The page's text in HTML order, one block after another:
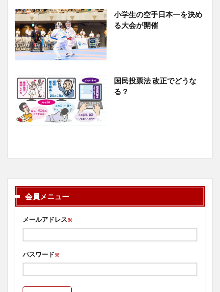
小学生の空手日本一を決め
る大会が開催
国民投票法 改正でどうな
る？
会員メニュー
メールアドレス※
パスワード※